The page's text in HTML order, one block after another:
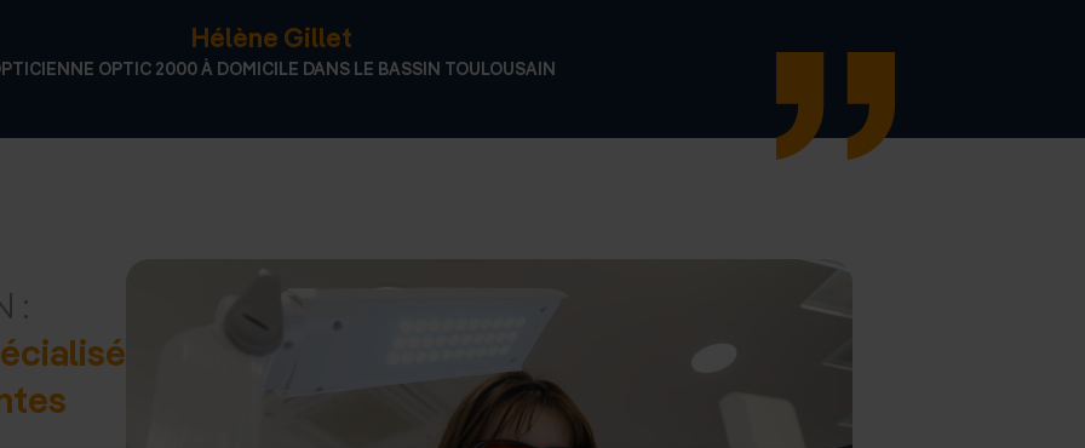
Hélène Gillet
OPTIC 2000 À DOMICILE DANS LE BASSIN TOULOUSAIN
: